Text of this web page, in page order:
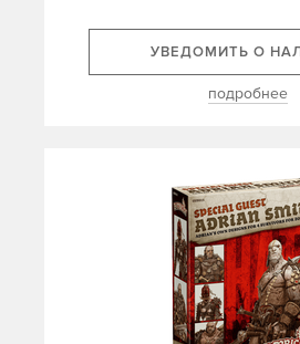
УВЕДОМИТЬ О
подробнее